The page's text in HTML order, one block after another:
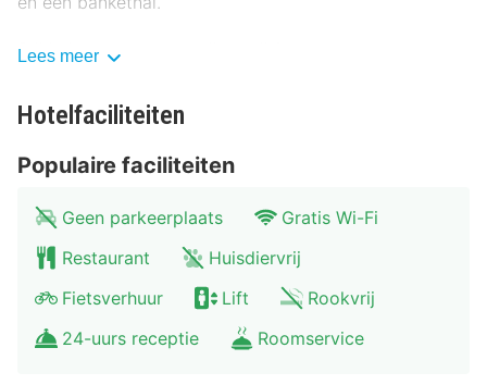
Stil je honger met een diner bij 1, een restaurant
binnen blijven en van de roomservice (beperkte tijden)
bar/lounge. Dagelijks kun je tegen betaling genieten
07.00 uur tot 10.00 uur.
Hotelstars Union kent in Duitsland een officiële
sterrenclassificatie toe. Deze accommodatie heeft 3
stars toegekend gekregen.
Lees meer
Hotelfaciliteiten
Populaire faciliteiten
Geen parkeerplaats
Gratis Wi-Fi
Restaurant
Huisdiervrij
Fietsverhuur
Lift
Rookvrij
24-uurs receptie
Roomservice